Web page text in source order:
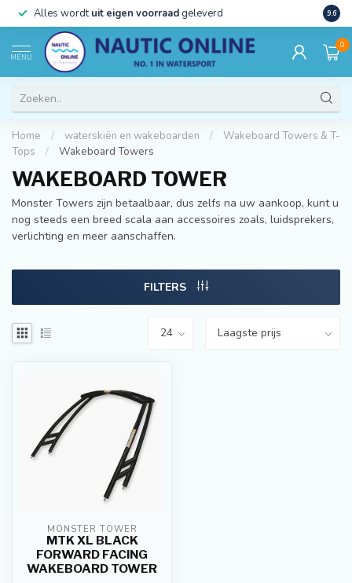
Alles wordtuit eigen voorraad geleverd 9.6
MENU
0
Home / waterskiën en wakeboarden /
Wakeboard Towers & T-
Tops
/ Wakeboard Towers
WAKEBOARD TOWER
Monster Towers zijn betaalbaar, dus zelfs na uw aankoop, kunt u
nog steeds een breed scala aan accessoires zoals, luidsprekers,
verlichting en meer aanschaffen.
FILTERS
MONSTER TOWER
MTK XL BLACK
FORWARD FACING
WAKEBOARD TOWER